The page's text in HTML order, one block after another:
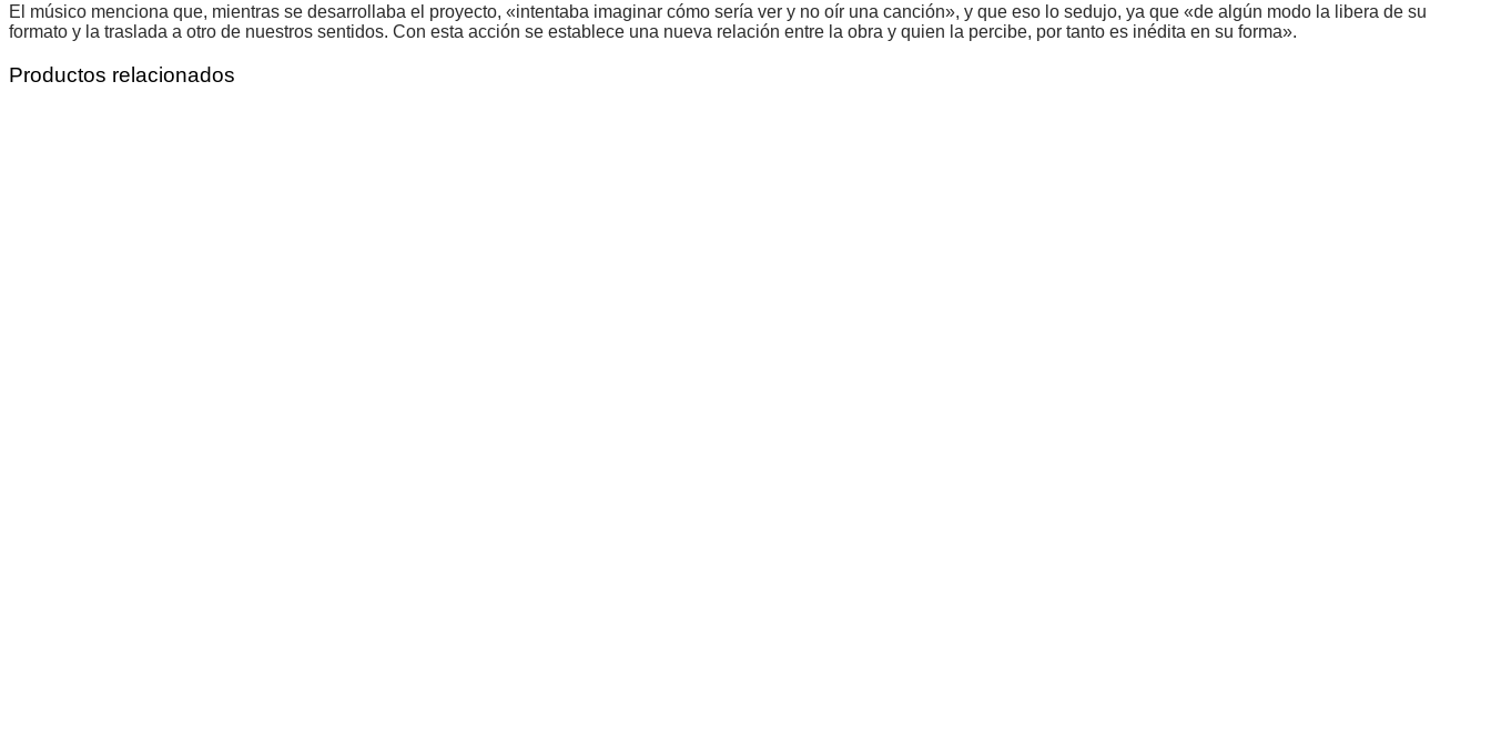
El músico menciona que, mientras se desarrollaba el proyecto, «intentaba imaginar cómo sería ver y no oír una canción», y que eso lo sedujo, ya que «de algún modo la libera de su
formato y la traslada a otro de nuestros sentidos. Con esta acción se establece una nueva relación entre la obra y quien la percibe, por tanto es inédita en su forma».
Productos relacionados